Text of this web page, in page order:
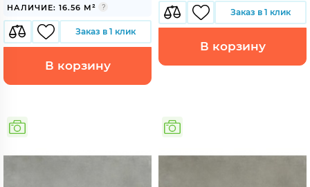
НАЛИЧИЕ: 16.56 М²
Заказ в 1 клик
В корзину
Заказ в 1 клик
В корзину